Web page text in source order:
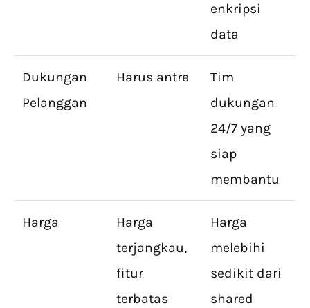
enkripsi
data
Dukungan
Pelanggan
Harus antre
Tim
dukungan
24/7 yang
siap
membantu
Harga
Harga
terjangkau,
fitur
terbatas
Harga
melebihi
sedikit dari
shared